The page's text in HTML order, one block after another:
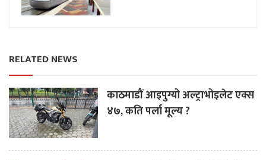
RELATED NEWS
काठमाडौं आइपुग्यो अल्ट्राभोइलेट एक्स
४७, कति पर्ला मूल्य ?